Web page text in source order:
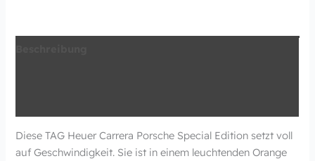
Diese TAG Heuer Carrera Porsche Special Edition setzt voll
auf Geschwindigkeit. Sie ist in einem leuchtenden Orange